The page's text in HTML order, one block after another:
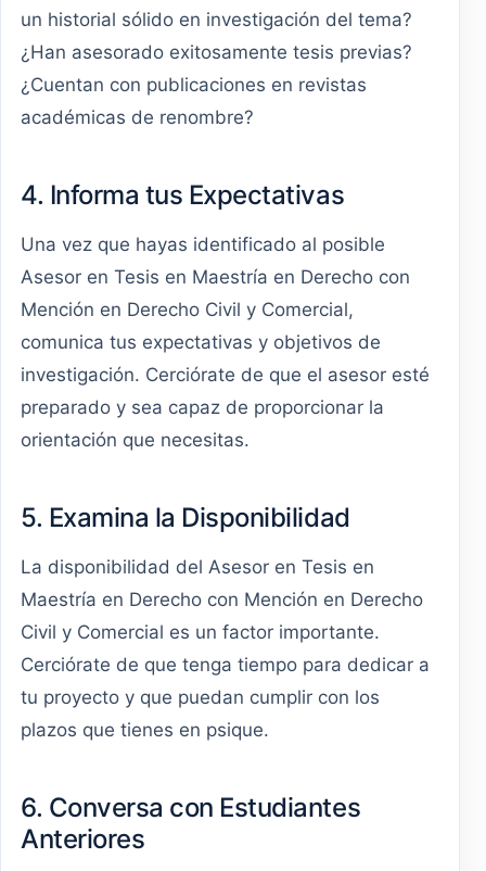
un historial sólido en investigación del tema?
¿Han asesorado exitosamente tesis previas?
¿Cuentan con publicaciones en revistas
académicas de renombre?
4. Informa tus Expectativas
Una vez que hayas identificado al posible
Asesor en Tesis en Maestría en Derecho con
Mención en Derecho Civil y Comercial,
comunica tus expectativas y objetivos de
investigación. Cerciórate de que el asesor esté
preparado y sea capaz de proporcionar la
orientación que necesitas.
5. Examina la Disponibilidad
La disponibilidad del Asesor en Tesis en
Maestría en Derecho con Mención en Derecho
Civil y Comercial es un factor importante.
Cerciórate de que tenga tiempo para dedicar a
tu proyecto y que puedan cumplir con los
plazos que tienes en psique.
6. Conversa con Estudiantes
Anteriores